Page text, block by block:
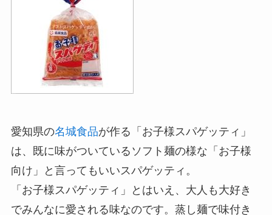
愛知県の名城食品が作る「お子様スパゲッティ」
は、既に味がついているソフト麺の様な「お子様
向け」と言ってもいいスパゲッティ。
「お子様スパゲッティ」とはいえ、大人も大好き
でみんなに愛される味なのです。蒸し麺で味付き